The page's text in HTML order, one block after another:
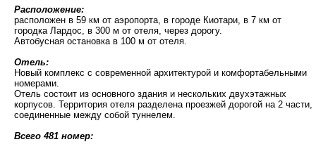
Расположение:
расположен в 59 км от аэропорта, в городе Киотари, в 7 км от
городка Лардос, в 300 м от отеля, через дорогу.
Автобусная остановка в 100 м от отеля.
Отель:
Новый комплекс с современной архитектурой и комфортабельными
номерами.
Отель состоит из основного здания и нескольких двухэтажных
корпусов. Территория отеля разделена проезжей дорогой на 2 части,
соединенные между собой туннелем.
Всего 481 номер: